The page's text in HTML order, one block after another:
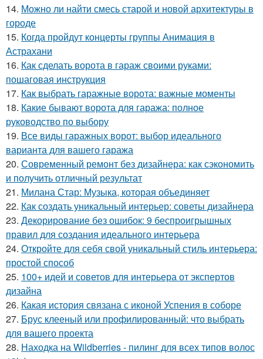
14. Можно ли найти смесь старой и новой архитектуры в
городе
15. Когда пройдут концерты группы Анимация в
Астрахани
16. Как сделать ворота в гараж своими руками:
пошаговая инструкция
17. Как выбрать гаражные ворота: важные моменты
18. Какие бывают ворота для гаража: полное
руководство по выбору
19. Все виды гаражных ворот: выбор идеального
варианта для вашего гаража
20. Современный ремонт без дизайнера: как сэкономить
и получить отличный результат
21. Милана Стар: Музыка, которая объединяет
22. Как создать уникальный интерьер: советы дизайнера
23. Декорирование без ошибок: 9 беспроигрышных
правил для создания идеального интерьера
24. Откройте для себя свой уникальный стиль интерьера:
простой способ
25. 100+ идей и советов для интерьера от экспертов
дизайна
26. Какая история связана с иконой Успения в соборе
27. Брус клееный или профилированный: что выбрать
для вашего проекта
28. Находка на Wildberries - пилинг для всех типов волос